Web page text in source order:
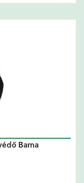
Barna